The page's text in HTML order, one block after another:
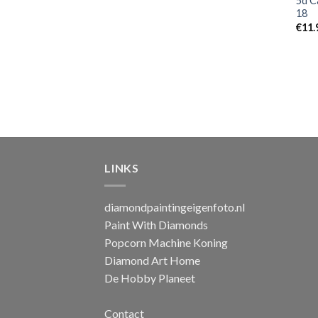
18
€
LINKS
diamondpaintingeigenfoto.nl
Paint With Diamonds
Popcorn Machine Koning
Diamond Art Home
De Hobby Planeet
Contact